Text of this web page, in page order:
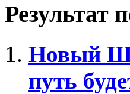
Результат
Новый
путь